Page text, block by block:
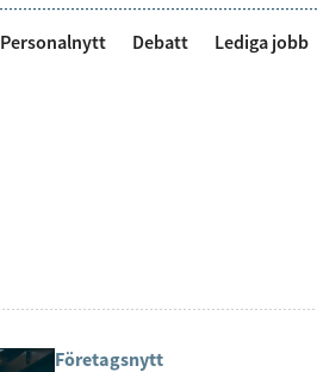
Personalnytt Debatt Lediga jobb
Företagsnytt